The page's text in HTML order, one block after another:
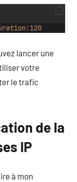
lancer une
votre
le trafic
de la
IP
à mon